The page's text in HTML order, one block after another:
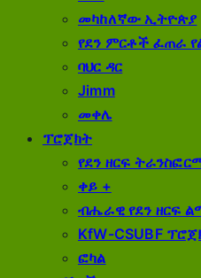
መካከለኛው ኢትዮጵያ
የደን ​​ምርቶች ፈጠራ
ባህር ዳር
Jimm
መቀሌ
ፕሮጀክት
የደን ​​ዘርፍ
ቀይ +
ብሔራዊ የደን ዘርፍ
KfW-CSUBF
ፎካል